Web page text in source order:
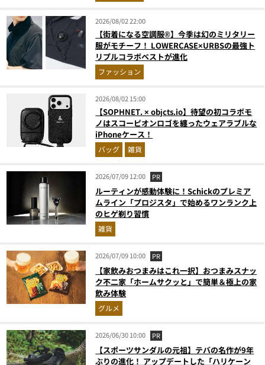
2026/08/02 22:00
【街着になる空調服®】今季は幻のミリタリー
服がモチーフ！ LOWERCASE×URBSの最強ト
リプルコラボベストが進化
ファッション
2026/08/02 15:00
【SOPHNET. × objcts.io】待望の初コラボモ
ノはスコーピオンロゴを纏ったウェアラブルな
iPhoneケース！
バッグ 雑貨
2026/07/09 12:00 PR
ルーティンが感動体験に！Schickのプレミア
ムライン「プロジスタ」で始めるワンランク上
のヒゲ剃り習慣
雑貨
2026/07/09 10:00 PR
【家飲みおつまみはこれ一択】おつまみスナッ
ク不二家「ホームサクッと」で簡単＆極上の家
飲み体験
グルメ
2026/06/30 10:00 PR
【スポーツサンダルの元祖】テバの名作が9年
ぶりの進化！ アップデートした「ハリケーン